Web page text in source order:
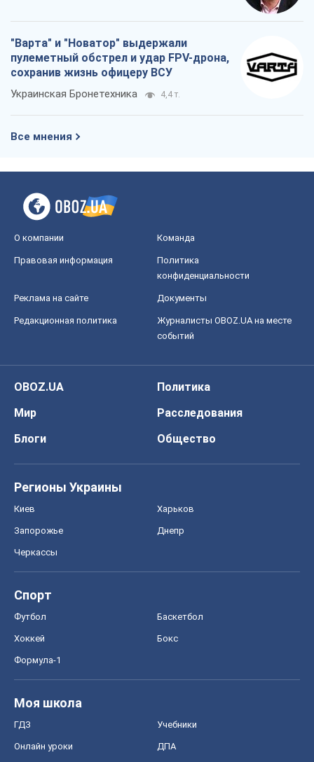
"Варта" и "Новатор" выдержали
пулеметный обстрел и удар FPV-дрона,
сохранив жизнь офицеру ВСУ
Украинская Бронетехника 4,4 т.
Все мнения
О компании Команда
Правовая информация
Политика
конфиденциальности
Реклама на сайте Документы
Редакционная политика
Журналисты OBOZ.UA на месте
событий
OBOZ.UA
Политика
Мир
Расследования
Блоги
Общество
Регионы Украины
Киев Харьков
Запорожье Днепр
Черкассы
Спорт
Футбол Баскетбол
Хоккей Бокс
Формула-1
Моя школа
ГДЗ Учебники
Онлайн уроки ДПА